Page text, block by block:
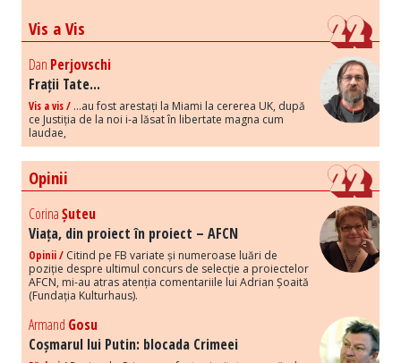
Vis a Vis
Dan Perjovschi
Frații Tate...
Vis a vis / ...au fost arestați la Miami la cererea UK, după
ce Justiția de la noi i-a lăsat în libertate magna cum
laudae,
Opinii
CorinaȘuteu
Viața, din proiect în proiect – AFCN
Opinii / Citind pe FB variate și numeroase luări de
poziție despre ultimul concurs de selecție a proiectelor
AFCN, mi-au atras atenția comentariile lui Adrian Șoaită
(Fundația Kulturhaus).
Armand Gosu
Coșmarul lui Putin: blocada Crimeei